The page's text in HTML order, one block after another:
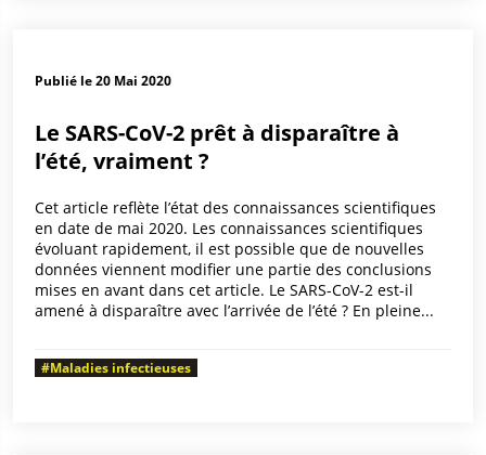
Publié le 20 Mai 2020
Le SARS-CoV-2 prêt à disparaître à
l’été, vraiment ?
Cet article reflète l’état des connaissances scientifiques
en date de mai 2020. Les connaissances scientifiques
évoluant rapidement, il est possible que de nouvelles
données viennent modifier une partie des conclusions
mises en avant dans cet article. Le SARS-CoV-2 est-il
amené à disparaître avec l’arrivée de l’été ? En pleine...
#Maladies infectieuses